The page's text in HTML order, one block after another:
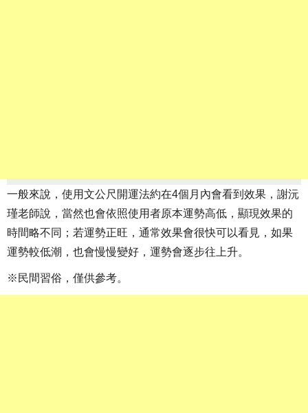
一般來說，使用文公尺開運法約在4個月內會看到效果，謝沅
瑾老師說，當然也會依照使用者原本運勢高低，顯現效果的
時間略不同；若運勢正旺，通常效果會很快可以看見，如果
運勢較低潮，也會慢慢變好，運勢會逐步往上升。
※民間習俗，僅供參考。